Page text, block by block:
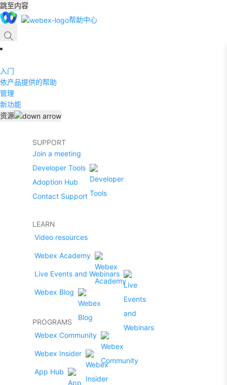
跳至内容
帮助中心
入门
依产品提供的帮助
管理
新功能
资源
SUPPORT
Join a meeting
Developer Tools
Adoption Hub
Contact Support
LEARN
Video resources
Webex Academy
Live Events and Webinars
Webex Blog
PROGRAMS
Webex Community
Webex Insider
App Hub